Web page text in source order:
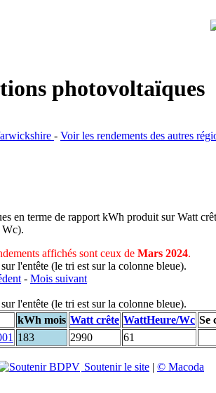
photovoltaïques
- Voir les rendements des autres
en terme de rapport kWh produit sur Watt
Wc).
affichés sont ceux de Mars 2024.
l'entête (le tri est sur la colonne bleue).
- Mois suivant
l'entête (le tri est sur la colonne bleue).
kWh mois Watt crête WattHeure/Wc Se
183 2990 61
Soutenir le site | © Macoda